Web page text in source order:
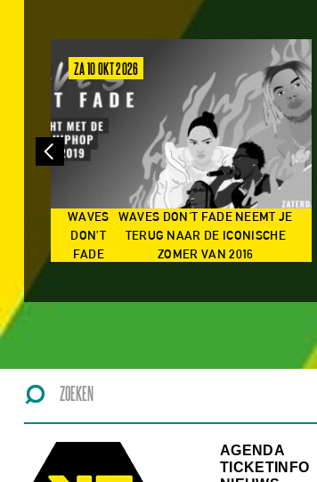
ZA 10 OKT 2026
WAVES
DON’T
FADE
WAVES DON'T FADE NEEMT JE
TERUG NAAR DE ICONISCHE
ZOMER VAN 2016
AGENDA
TICKETINFO